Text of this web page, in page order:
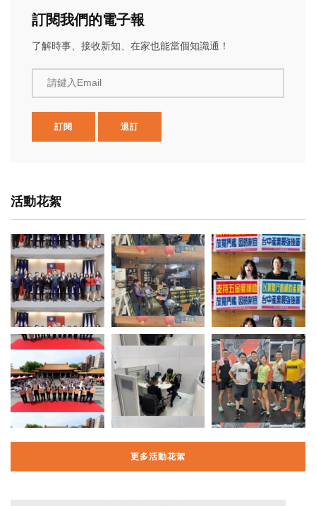
訂閱我們的電子報
了解時事、接收新知、在家也能當個知識通！
請鍵入Email
訂閱 退訂
活動花絮
更多活動花絮